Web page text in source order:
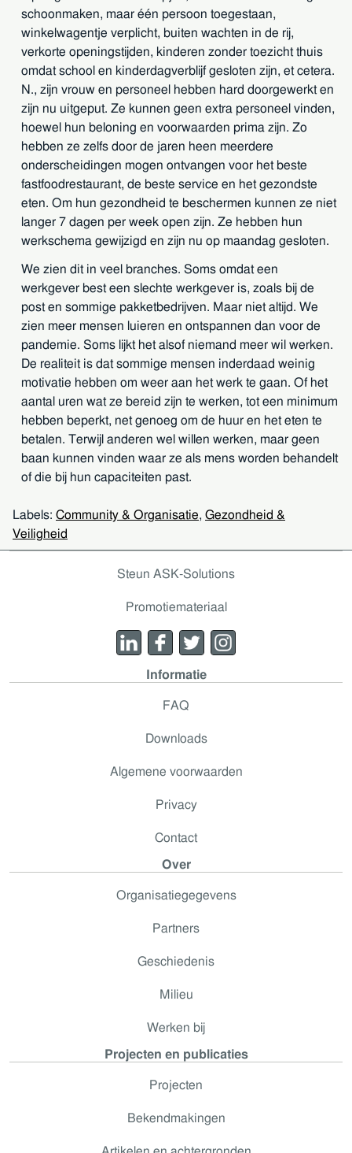
schoonmaken, maar één persoon toegestaan,
winkelwagentje verplicht, buiten wachten in de rij,
verkorte openingstijden, kinderen zonder toezicht thuis
omdat school en kinderdagverblijf gesloten zijn, et cetera.
N., zijn vrouw en personeel hebben hard doorgewerkt en
zijn nu uitgeput. Ze kunnen geen extra personeel vinden,
hoewel hun beloning en voorwaarden prima zijn. Zo
hebben ze zelfs door de jaren heen meerdere
onderscheidingen mogen ontvangen voor het beste
fastfoodrestaurant, de beste service en het gezondste
eten. Om hun gezondheid te beschermen kunnen ze niet
langer 7 dagen per week open zijn. Ze hebben hun
werkschema gewijzigd en zijn nu op maandag gesloten.
We zien dit in veel branches. Soms omdat een
werkgever best een slechte werkgever is, zoals bij de
post en sommige pakketbedrijven. Maar niet altijd. We
zien meer mensen luieren en ontspannen dan voor de
pandemie. Soms lijkt het alsof niemand meer wil werken.
De realiteit is dat sommige mensen inderdaad weinig
motivatie hebben om weer aan het werk te gaan. Of het
aantal uren wat ze bereid zijn te werken, tot een minimum
hebben beperkt, net genoeg om de huur en het eten te
betalen. Terwijl anderen wel willen werken, maar geen
baan kunnen vinden waar ze als mens worden behandelt
of die bij hun capaciteiten past.
Labels: Community & Organisatie, Gezondheid &
Veiligheid
Steun ASK-Solutions
Promotiemateriaal
Informatie
FAQ
Downloads
Algemene voorwaarden
Privacy
Contact
Over
Organisatiegegevens
Partners
Geschiedenis
Milieu
Werken bij
Projecten en publicaties
Projecten
Bekendmakingen